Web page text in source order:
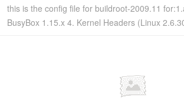
this is the config file for buildroot-2009.11
BusyBox 1.15.x 4. Kernel Headers (Linux